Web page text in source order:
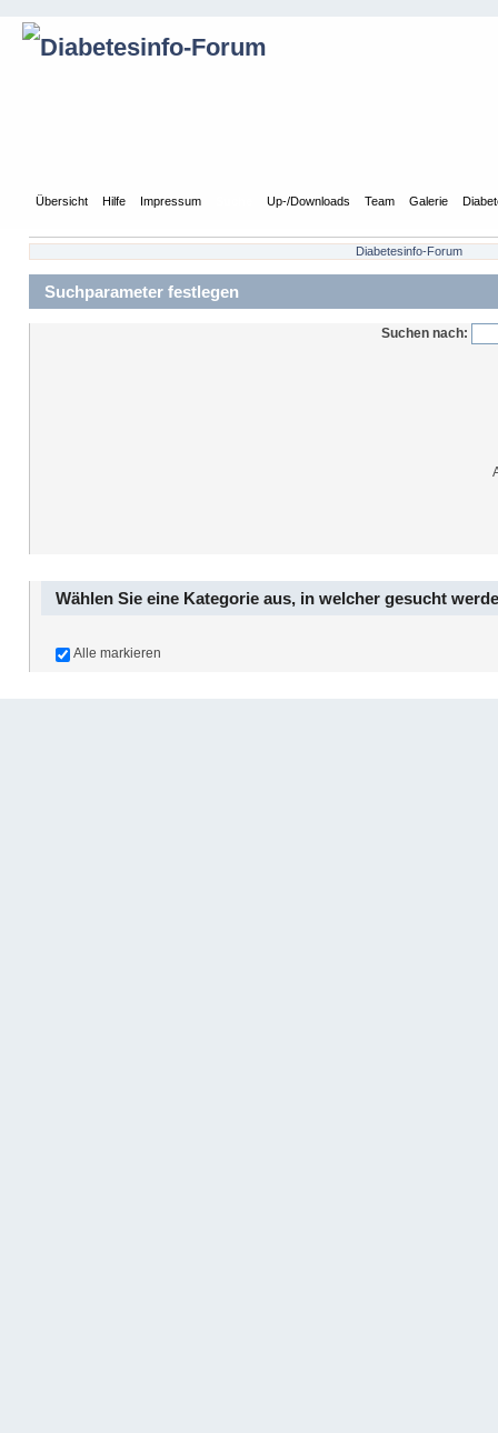
Übersicht Hilfe Impressum Up-/Downloads Team Galerie
Diabetesinfo-Forum
Suchparameter festlegen
Suchen nach:
Wählen Sie eine Kategorie aus, in welcher gesucht
Alle markieren